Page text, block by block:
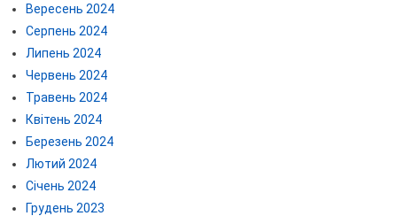
Вересень 2024
Серпень 2024
Липень 2024
Червень 2024
Травень 2024
Квітень 2024
Березень 2024
Лютий 2024
Січень 2024
Грудень 2023